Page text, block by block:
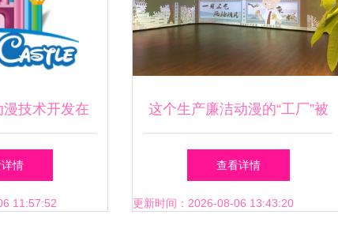
标准里设事
！不仅再因为
演绎之外艺
技术开发在
实践模式
情
11:57:52
这个生产廉洁动漫的“工厂”被
省纪委监委pick了！
查看详情
更新时间：2026-08-06 13:43:20